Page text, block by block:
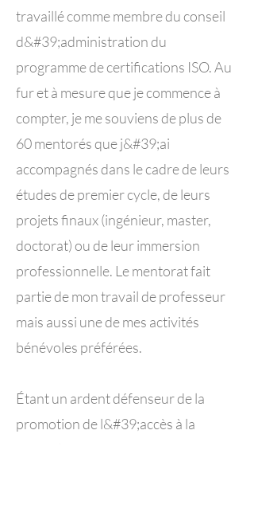
travaillé comme membre du conseil
d&#39;administration du
programme de certifications ISO. Au
fur et à mesure que je commence à
compter, je me souviens de plus de
60 mentorés que j&#39;ai
accompagnés dans le cadre de leurs
études de premier cycle, de leurs
projets finaux (ingénieur, master,
doctorat) ou de leur immersion
professionnelle. Le mentorat fait
partie de mon travail de professeur
mais aussi une de mes activités
bénévoles préférées.
Étant un ardent défenseur de la
promotion de l&#39;accès à la